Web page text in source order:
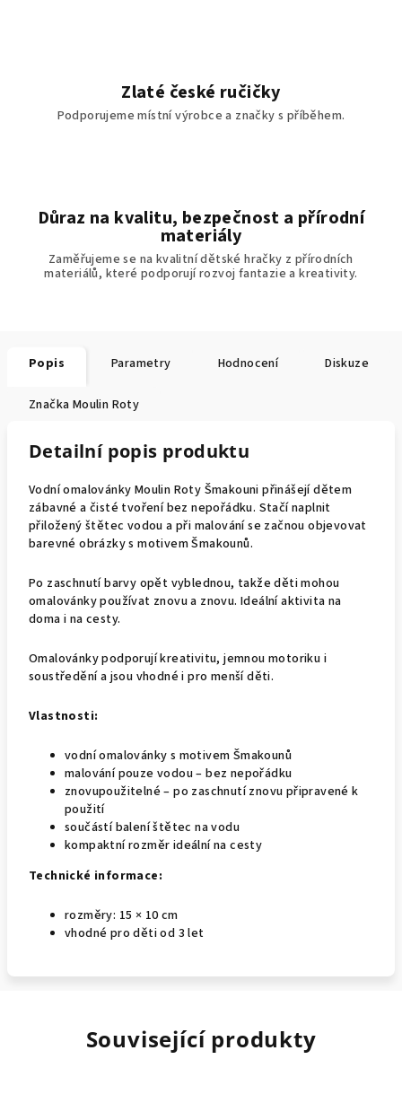
Zlaté české ručičky
Podporujeme místní výrobce a značky s příběhem.
Důraz na kvalitu, bezpečnost a přírodní
materiály
Zaměřujeme se na kvalitní dětské hračky z přírodních
materiálů, které podporují rozvoj fantazie a kreativity.
Popis Parametry Hodnocení Diskuze
Značka Moulin Roty
Detailní popis produktu
Vodní omalovánky Moulin Roty Šmakouni přinášejí dětem
zábavné a čisté tvoření bez nepořádku. Stačí naplnit
přiložený štětec vodou a při malování se začnou objevovat
barevné obrázky s motivem Šmakounů.
Po zaschnutí barvy opět vyblednou, takže děti mohou
omalovánky používat znovu a znovu. Ideální aktivita na
doma i na cesty.
Omalovánky podporují kreativitu, jemnou motoriku i
soustředění a jsou vhodné i pro menší děti.
Vlastnosti:
vodní omalovánky s motivem Šmakounů
malování pouze vodou – bez nepořádku
znovupoužitelné – po zaschnutí znovu připravené k
použití
součástí balení štětec na vodu
kompaktní rozměr ideální na cesty
Technické informace:
rozměry: 15 × 10 cm
vhodné pro děti od 3 let
Související produkty